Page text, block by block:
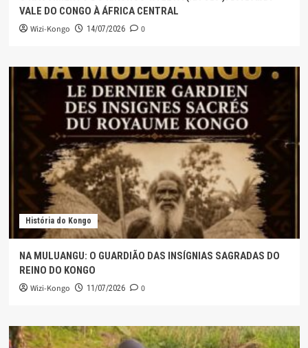
VALE DO CONGO À ÁFRICA CENTRAL
Wizi-Kongo 14/07/2026 0
História do Kongo
NA MULUANGU: O GUARDIÃO DAS INSÍGNIAS SAGRADAS DO
REINO DO KONGO
Wizi-Kongo 11/07/2026 0